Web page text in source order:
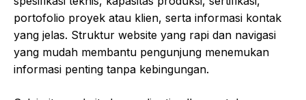
portofolio proyek atau klien, serta informasi kontak
yang jelas. Struktur website yang rapi dan navigasi
yang mudah membantu pengunjung menemukan
informasi penting tanpa kebingungan.